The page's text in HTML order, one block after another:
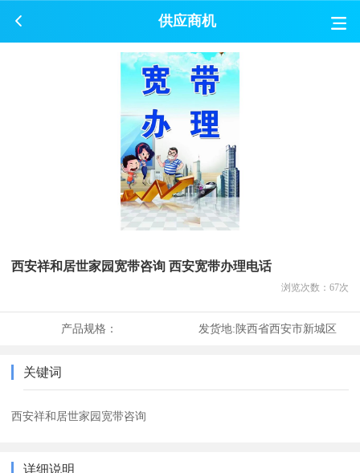
供应商机
西安祥和居世家园宽带咨询 西安宽带办理电话
浏览次数： 67次
产品规格： 发货地:陕西省西安市新城区
关键词
西安祥和居世家园宽带咨询
详细说明